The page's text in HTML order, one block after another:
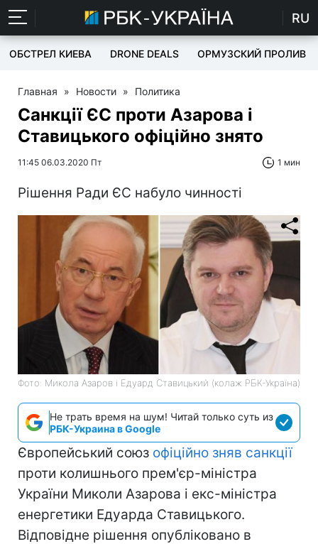
RU
ОБСТРЕЛ КИЕВА DRONE DEALS ОРМУЗСКИЙ ПРОЛИВ
Главная » Новости » Политика
Санкції ЄС проти Азарова і
Ставицького офіційно знято
11:45 06.03.2020 Пт 1 мин
Рішення Ради ЄС набуло чинності
Фото: Микола Азаров і Едуард Ставицький (колаж РБК-Україна)
Не трать время на шум! Читай только суть из
РБК-Украина в Google
Європейський союз офіційно зняв санкції
проти колишнього прем'єр-міністра
України Миколи Азарова і екс-міністра
енергетики Едуарда Ставицького.
Відповідне рішення опубліковано в